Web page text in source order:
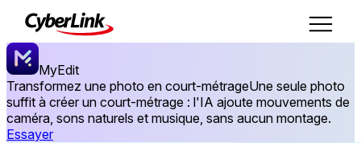
MyEdit
Transformez une photo en court-métrageUne seule photo
suffit à créer un court-métrage : l'IA ajoute mouvements de
caméra, sons naturels et musique, sans aucun montage.
Essayer